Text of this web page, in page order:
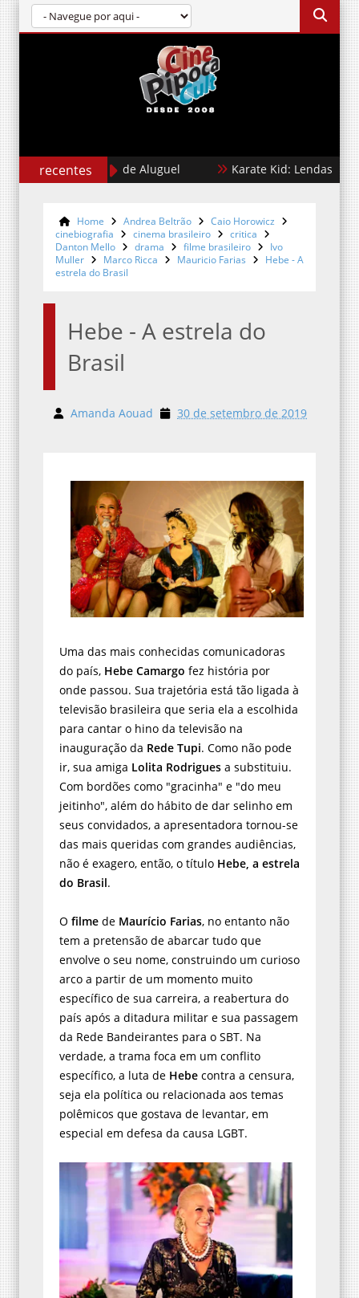
recentes
Cães de Aluguel Karate Kid: Lendas
Home Andrea Beltrão
Caio Horowicz
cinebiografia
cinema brasileiro
critica
Danton Mello
drama filme brasileiro
Ivo
Muller
Marco Ricca Mauricio Farias
Hebe - A
estrela do Brasil
Hebe - A estrela do
Brasil
Amanda Aouad 30 de setembro de 2019
Uma das mais conhecidas comunicadoras
do país, Hebe Camargo fez história por
onde passou. Sua trajetória está tão ligada à
televisão brasileira que seria ela a escolhida
para cantar o hino da televisão na
inauguração da Rede Tupi. Como não pode
ir, sua amiga Lolita Rodrigues a substituiu.
Com bordões como "gracinha" e "do meu
jeitinho", além do hábito de dar selinho em
seus convidados, a apresentadora tornou-se
das mais queridas com grandes audiências,
não é exagero, então, o título Hebe, a estrela
do Brasil.
O filme de Maurício Farias, no entanto não
tem a pretensão de abarcar tudo que
envolve o seu nome, construindo um curioso
arco a partir de um momento muito
específico de sua carreira, a reabertura do
país após a ditadura militar e sua passagem
da Rede Bandeirantes para o SBT. Na
verdade, a trama foca em um conflito
específico, a luta de Hebe contra a censura,
seja ela política ou relacionada aos temas
polêmicos que gostava de levantar, em
especial em defesa da causa LGBT.